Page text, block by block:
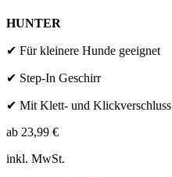
HUNTER
✔ Für kleinere Hunde geeignet
✔ Step-In Geschirr
✔ Mit Klett- und Klickverschluss
ab 23,99 €
inkl. MwSt.